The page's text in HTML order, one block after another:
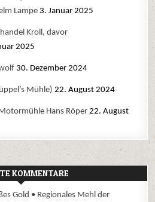
Lampe 3. Januar 2025
Kroll, davor
2025
30. Dezember 2024
Mühle) 22. August 2024
Hans Röper 22. August
KOMMENTARE
Gold • Regionales Mehl der